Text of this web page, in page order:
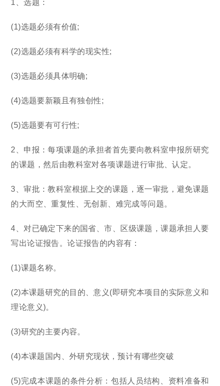
1、选题：
(1)选题必须有价值;
(2)选题必须有科学的现实性;
(3)选题必须具体明确;
(4)选题要新颖且有独创性;
(5)选题要有可行性;
2、申报：每项课题的承担者首先要向教科室申报所研究
的课题，然后由教科室对各项课题进行审批、认定。
3、审批：教科室根据上交的课题，逐一审批，避免课题
的大而空、重复性、无创新、难完成等问题。
4、对已确定下来的国省、市、区级课题，课题承担人要
写出论证报告。论证报告的内容有：
(1)课题名称。
(2)本课题研究的目的、意义(即研究本项目的实际意义和
理论意义)。
(3)研究的主要内容。
(4)本课题国内、外研究现状，预计有哪些突破
(5)完成本课题的条件分析：包括人员结构、资料准备和